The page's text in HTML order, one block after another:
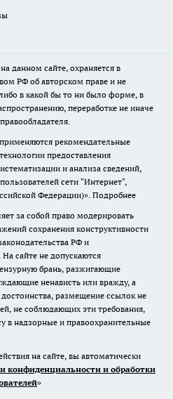
данном сайте, охраняется в
РФ об авторском праве и не
в какой бы то ни было форме, в
переработке не иначе
рекомендательные
предоставления
и анализа сведений,
сети "Интернет",
Федерации)». Подробнее
за собой право модерировать
сохранения конструктивности
РФ и
сайте не допускаются
брань, разжигающие
ненависть или вражду, а
размещение ссылок не
не соблюдающих эти требования,
в надзорные и правоохранительные
на сайте, вы автоматически
конфиденциальности и обработки
»